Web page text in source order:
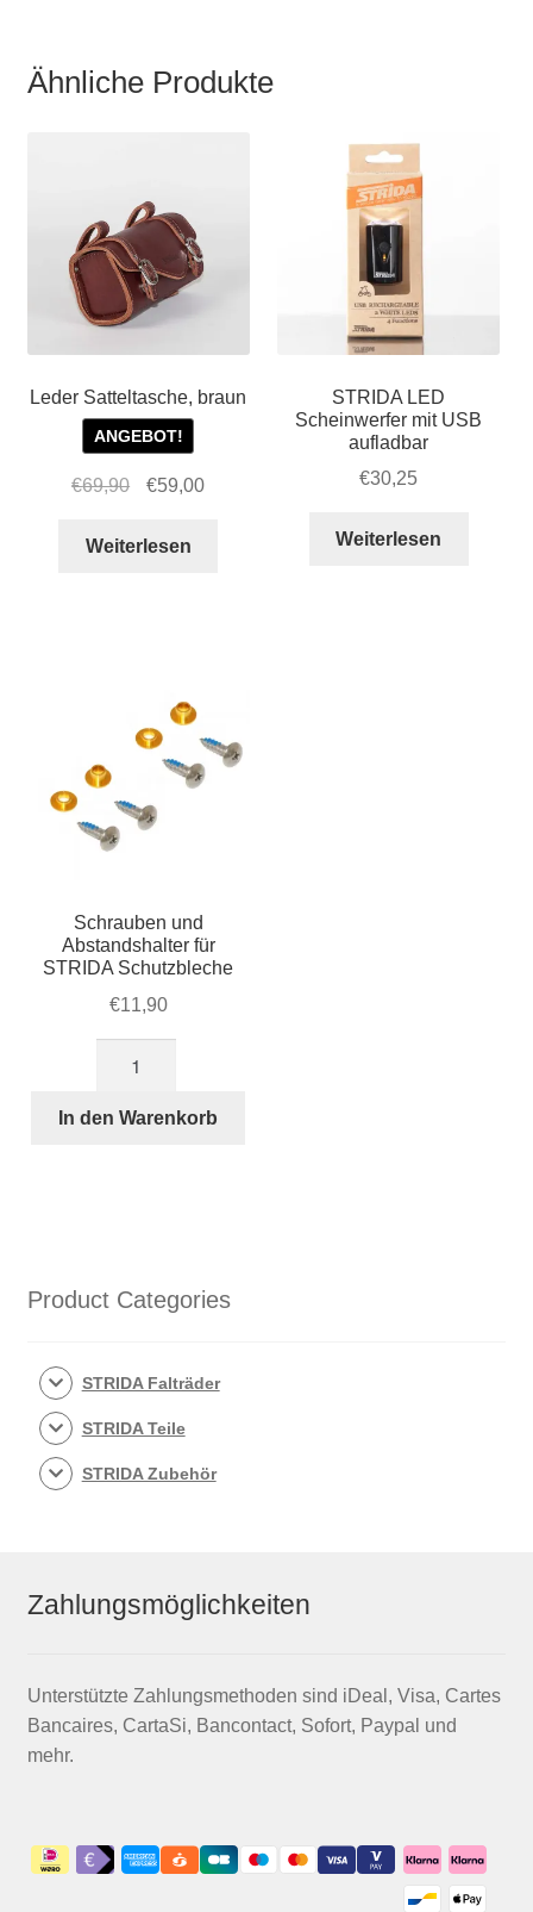
Ähnliche Produkte
Leder Satteltasche, braun
ANGEBOT!
€69,90
Ursprünglicher
war:
€59,00Aktueller
Weiterlesen
STRIDA LED
Scheinwerfer mit USB
aufladbar
€30,25
Weiterlesen
Schrauben und
Abstandshalter für
STRIDA Schutzbleche
€11,90
Abstandshalter
In den Warenkorb
Product Categories
STRIDA Falträder
STRIDA Teile
STRIDA Zubehör
Zahlungsmöglichkeiten
Unterstützte Zahlungsmethoden sind iDeal, Visa, Cartes
Bancaires, CartaSi, Bancontact, Sofort, Paypal und
mehr.